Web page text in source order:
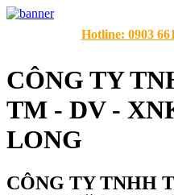
Hotline: 0903
CÔNG TY
TM - DV -
LONG
CÔNG TY TNHH